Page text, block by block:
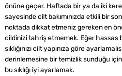
önüne geçer. Haftada bir ya da iki
sayesinde cilt bakımınızda etkili bir
noktada dikkat etmeniz gereken en
cildinizi tahriş etmemek. Eğer hassas
sıklığınızı cilt yapınıza göre
derinlemesine bir temizlik sunduğu
bu sıklığı iyi ayarlamak.